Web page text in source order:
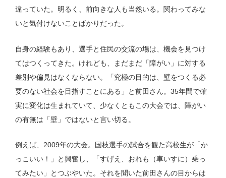
違っていた。明るく、前向きな人も当然いる。関わってみな
いと気付けないことばかりだった。
自身の経験もあり、選手と住民の交流の場は、機会を見つけ
てはつくってきた。けれども、まだまだ「障がい」に対する
差別や偏見はなくならない。「究極の目的は、壁をつくる必
要のない社会を目指すことにある」と前田さん。35年間で確
実に変化は生まれていて、少なくともこの大会では、障がい
の有無は「壁」ではないと言い切る。
例えば、2009年の大会。国枝選手の試合を観た高校生が「か
っこいい！」と興奮し、「すげえ、おれも（車いすに）乗っ
てみたい」とつぶやいた。それを聞いた前田さんの目からは